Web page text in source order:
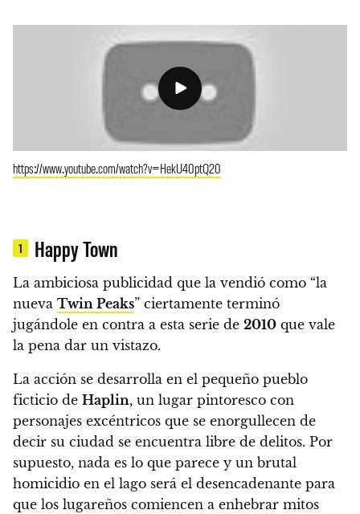
https://www.youtube.com/watch?v=HekU40ptQ20
1 Happy Town
La ambiciosa publicidad que la vendió como “la
nueva Twin Peaks” ciertamente terminó
jugándole en contra a esta serie de 2010 que vale
la pena dar un vistazo.
La acción se desarrolla en el pequeño pueblo
ficticio de Haplin, un lugar pintoresco con
personajes excéntricos que se enorgullecen de
decir su ciudad se encuentra libre de delitos. Por
supuesto, nada es lo que parece y un brutal
homicidio en el lago será el desencadenante para
que los lugareños comiencen a enhebrar mitos